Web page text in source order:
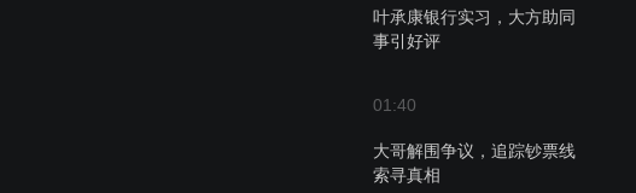
叶承康银行实习，大方助同
事引好评
01:40
大哥解围争议，追踪钞票线
索寻真相